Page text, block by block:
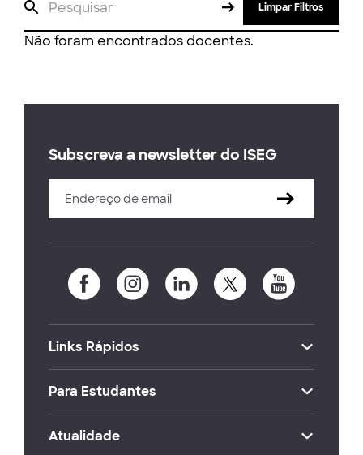
Limpar Filtros
Não foram encontrados docentes.
Subscreva a newsletter do ISEG
Links Rápidos
Para Estudantes
Atualidade